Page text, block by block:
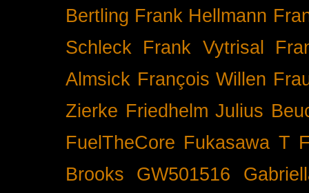
Bertling Frank Hellmann
Schleck
Frank Vytrisal
Almsick François Willen
Zierke Friedhelm Julius
FuelTheCore Fukasawa T
Brooks
GW501516